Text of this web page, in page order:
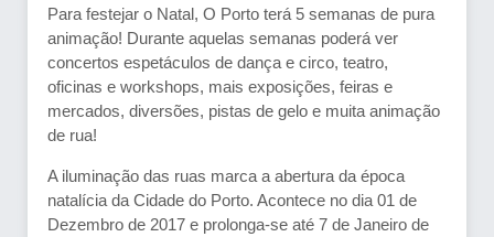
Para festejar o Natal, O Porto terá 5 semanas de pura
animação! Durante aquelas semanas poderá ver
concertos espetáculos de dança e circo, teatro,
oficinas e workshops, mais exposições, feiras e
mercados, diversões, pistas de gelo e muita animação
de rua!
A iluminação das ruas marca a abertura da época
natalícia da Cidade do Porto. Acontece no dia 01 de
Dezembro de 2017 e prolonga-se até 7 de Janeiro de